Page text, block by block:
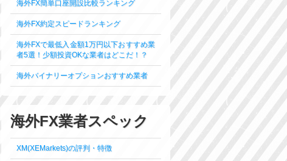
海外FX簡単口座開設比較ランキング
海外FX約定スピードランキング
海外FXで最低入金額1万円以下おすすめ業
者5選！少額投資OKな業者はどこだ！？
海外バイナリーオプションおすすめ業者
海外FX業者スペック
XM(XEMarkets)の評判・特徴